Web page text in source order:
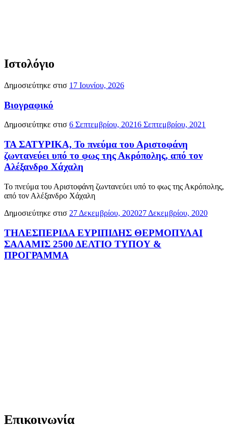
Ιστολόγιο
Δημοσιεύτηκε στισ 17 Ιουνίου, 2026
Βιογραφικό
Δημοσιεύτηκε στισ 6 Σεπτεμβρίου, 20216 Σεπτεμβρίου, 2021
ΤΑ ΣΑΤΥΡΙΚΑ, Το πνεύμα του Αριστοφάνη
ζωντανεύει υπό το φως της Ακρόπολης, από τον
Αλέξανδρο Χάχαλη
Το πνεύμα του Αριστοφάνη ζωντανεύει υπό το φως της Ακρόπολης,
από τον Αλέξανδρο Χάχαλη
Δημοσιεύτηκε στισ 27 Δεκεμβρίου, 202027 Δεκεμβρίου, 2020
ΤΗΛΕΣΠΕΡΙΔΑ ΕΥΡΙΠΙΔΗΣ ΘΕΡΜΟΠΥΛΑΙ
ΣΑΛΑΜΙΣ 2500 ΔΕΛΤΙΟ ΤΥΠΟΥ &
ΠΡΟΓΡΑΜΜΑ
Επικοινωνία